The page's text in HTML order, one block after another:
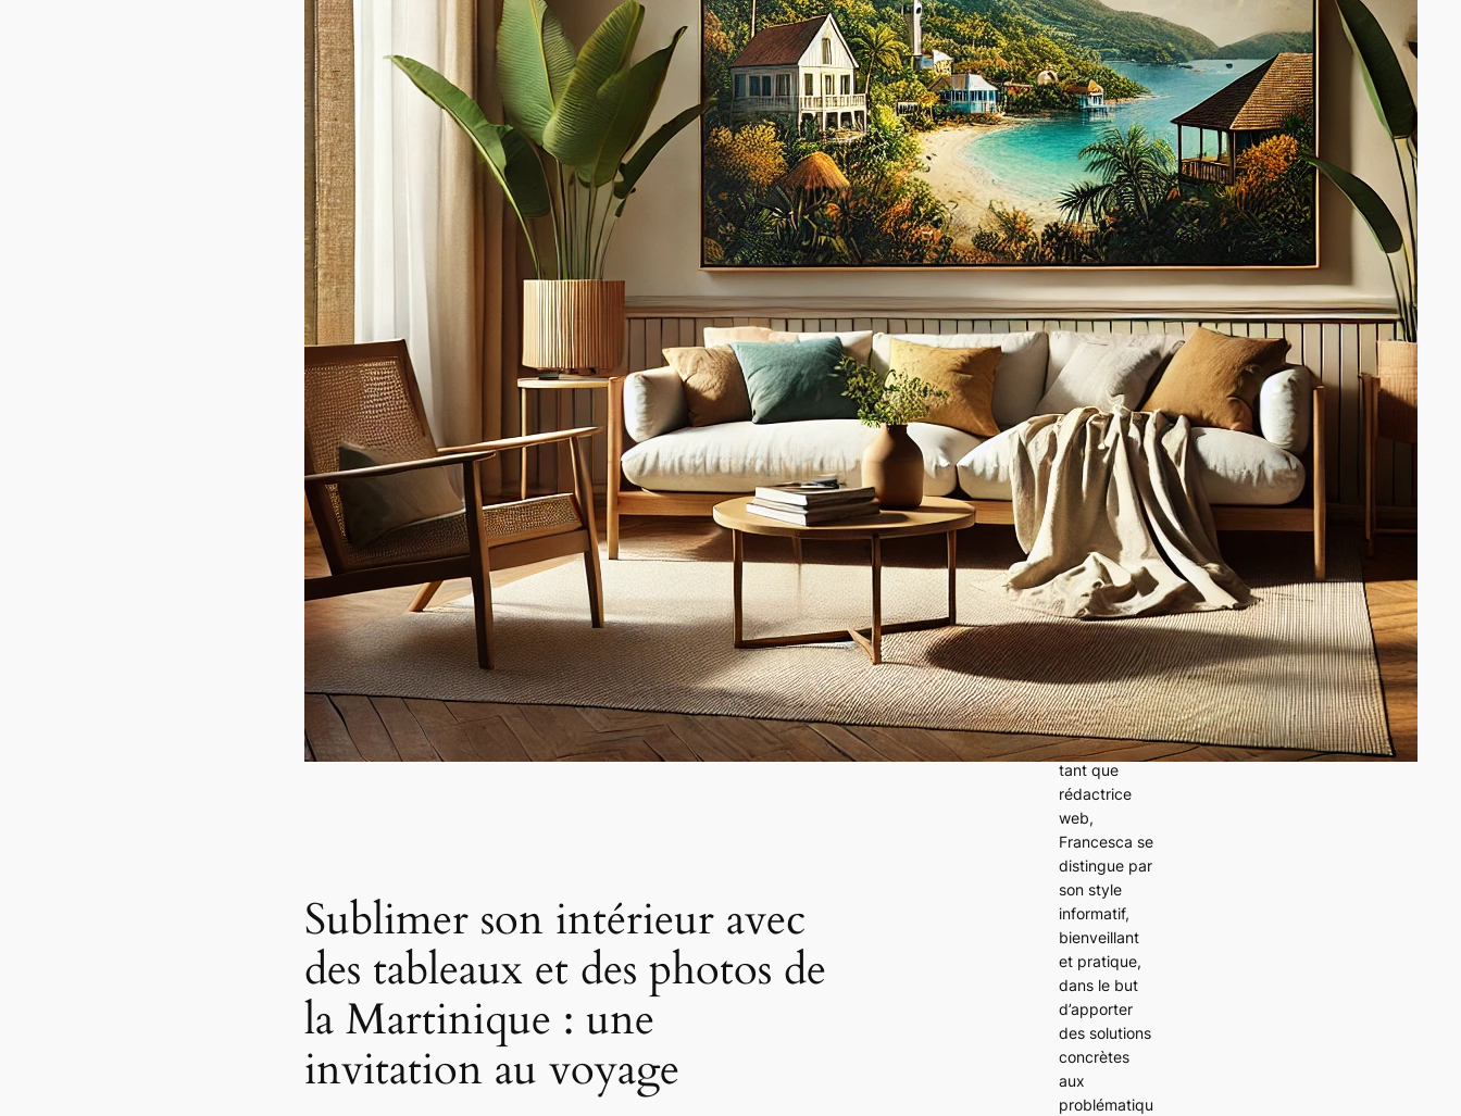
Sublimer son intérieur avec
des tableaux et des photos de
la Martinique : une
invitation au voyage
Verlet est la
fondatrice et
la rédactrice
en chef du
site
MaPetiteMais
on.net, une
référence en
matière de
conseils et
d’information
s sur tout ce
qui concerne
la maison.
Avec plus de
10 ans
d’expérience
en tant que
mandataire
immobilier,
Francesca
apporte une
expertise
approfondie
dans les
domaines de
l’immobilier,
des travaux
et de
l’aménageme
nt de la
maison. En
tant que
rédactrice
web,
Francesca se
distingue par
son style
informatif,
bienveillant
et pratique,
dans le but
d’apporter
des solutions
concrètes
aux
problématiqu